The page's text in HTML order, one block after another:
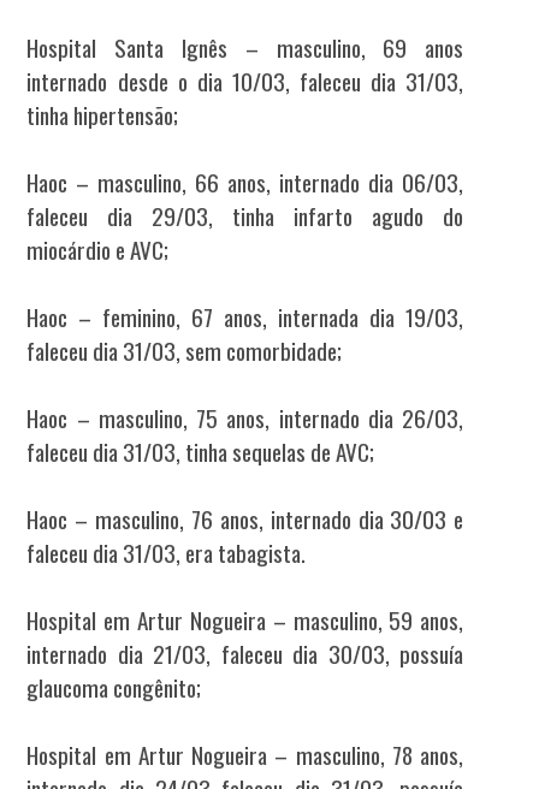
Hospital Santa Ignês – masculino, 69 anos
internado desde o dia 10/03, faleceu dia 31/03,
tinha hipertensão;
Haoc – masculino, 66 anos, internado dia 06/03,
faleceu dia 29/03, tinha infarto agudo do
miocárdio e AVC;
Haoc – feminino, 67 anos, internada dia 19/03,
faleceu dia 31/03, sem comorbidade;
Haoc – masculino, 75 anos, internado dia 26/03,
faleceu dia 31/03, tinha sequelas de AVC;
Haoc – masculino, 76 anos, internado dia 30/03 e
faleceu dia 31/03, era tabagista.
Hospital em Artur Nogueira – masculino, 59 anos,
internado dia 21/03, faleceu dia 30/03, possuía
glaucoma congênito;
Hospital em Artur Nogueira – masculino, 78 anos,